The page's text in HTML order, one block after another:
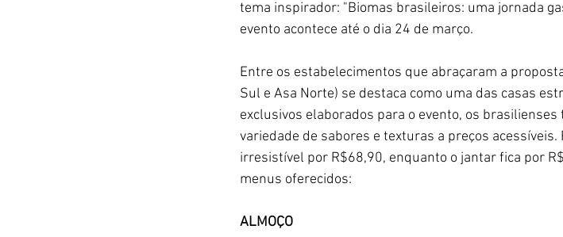
tema inspirador: "Biomas brasileiros: uma jornada
evento acontece até o dia 24 de março.
Entre os estabelecimentos que abraçaram a
Sul e Asa Norte) se destaca como uma das casas
exclusivos elaborados para o evento, os
variedade de sabores e texturas a preços
irresistível por R$68,90, enquanto o jantar fica por
menus oferecidos:
ALMOÇO